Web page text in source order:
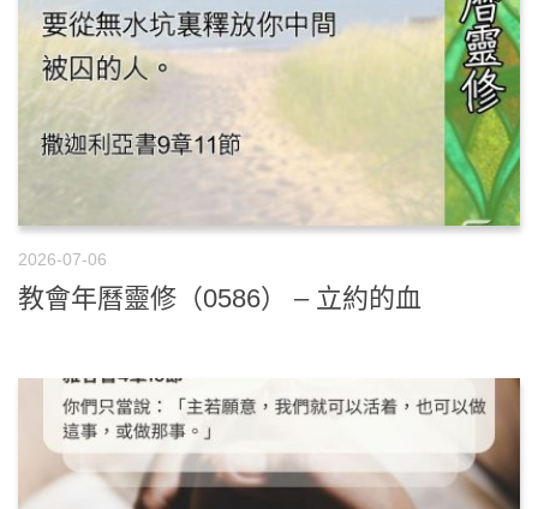
2026-07-06
教會年曆靈修（0586） – 立約的血